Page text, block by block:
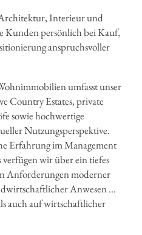
Interieur und
Kunden persönlich bei Kauf,
anspruchsvoller
umfasst unser
Country Estates, private
sowie hochwertige
Nutzungsperspektive.
Erfahrung im Management
verfügen wir über ein tiefes
Anforderungen moderner
Anwesen ...
auch auf wirtschaftlicher